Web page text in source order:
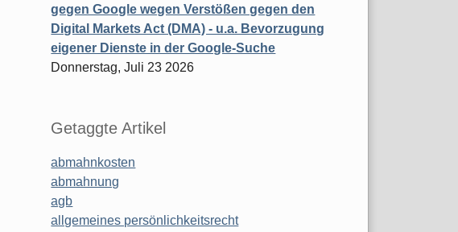
gegen Google wegen Verstößen gegen den
Digital Markets Act (DMA) - u.a. Bevorzugung
eigener Dienste in der Google-Suche
Donnerstag, Juli 23 2026
Getaggte Artikel
abmahnkosten
abmahnung
agb
allgemeines persönlichkeitsrecht